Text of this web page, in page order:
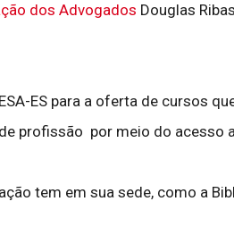
dos Advogados Douglas
ES para a oferta de cursos
profissão por meio do acesso
tem em sua sede, como a